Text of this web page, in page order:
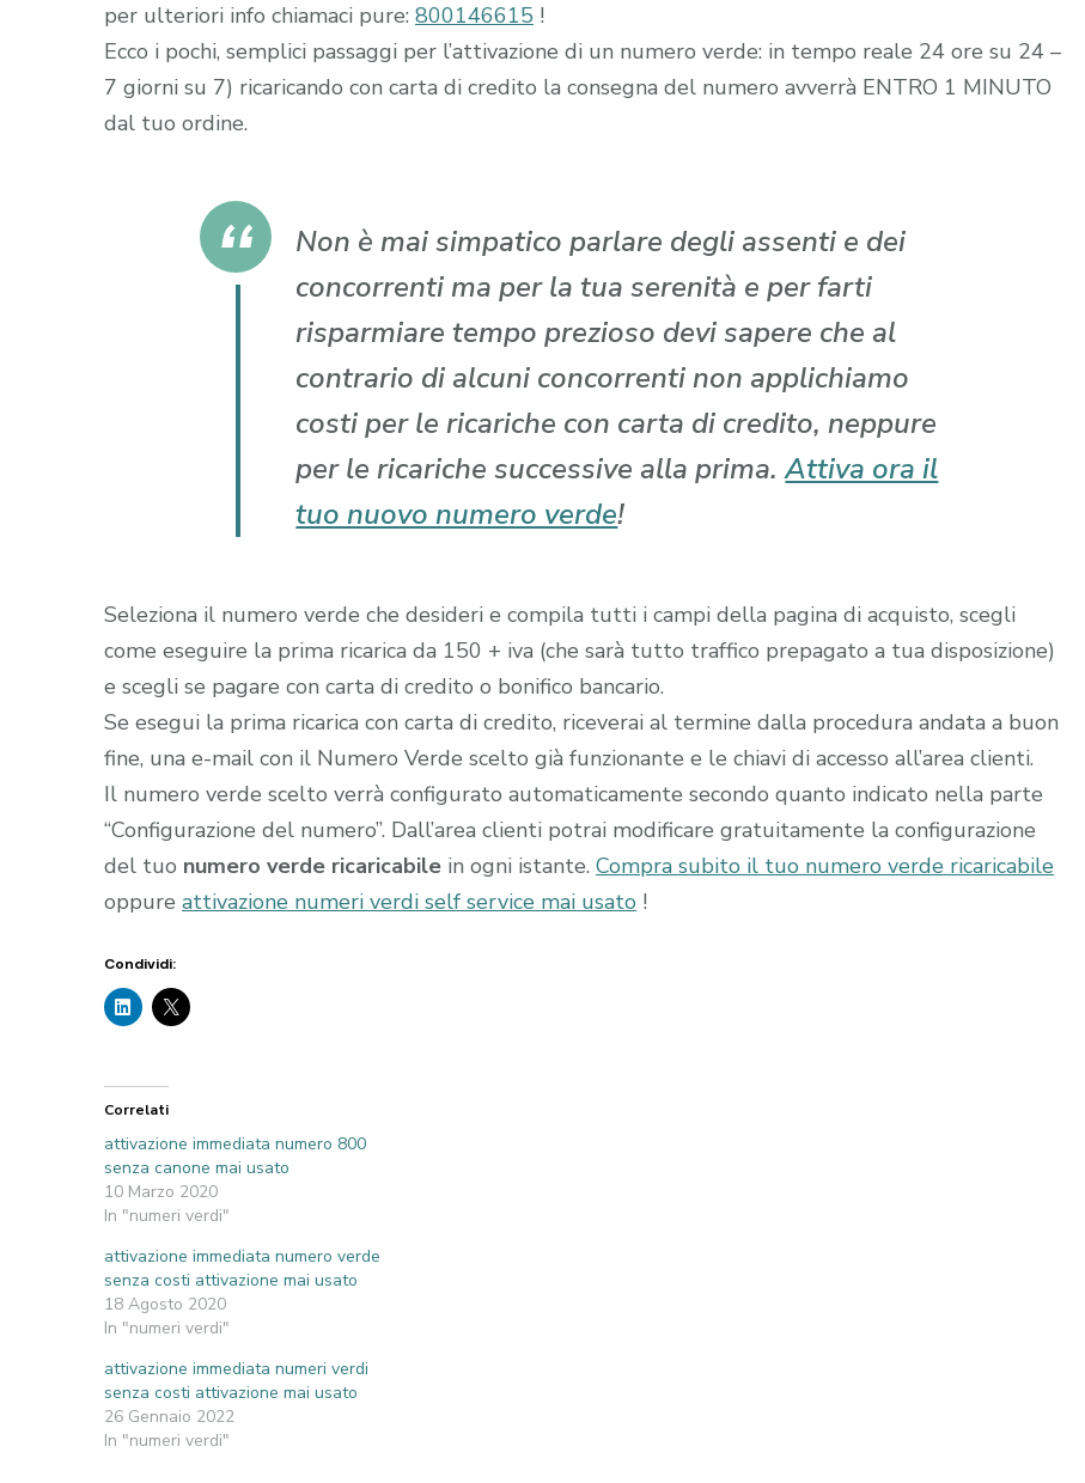
per ulteriori info chiamaci pure: 800146615 !
Ecco i pochi, semplici passaggi per l’attivazione di un numero verde: in tempo reale 24 ore su 24 –
7 giorni su 7) ricaricando con carta di credito la consegna del numero avverrà ENTRO 1 MINUTO
dal tuo ordine.
Non è mai simpatico parlare degli assenti e dei
concorrenti ma per la tua serenità e per farti
risparmiare tempo prezioso devi sapere che al
contrario di alcuni concorrenti non applichiamo
costi per le ricariche con carta di credito, neppure
per le ricariche successive alla prima.Attiva ora il
tuo nuovo numero verde!
Seleziona il numero verde che desideri e compila tutti i campi della pagina di acquisto, scegli
come eseguire la prima ricarica da 150 + iva (che sarà tutto traffico prepagato a tua disposizione)
e scegli se pagare con carta di credito o bonifico bancario.
Se esegui la prima ricarica con carta di credito, riceverai al termine dalla procedura andata a buon
fine, una e-mail con il Numero Verde scelto già funzionante e le chiavi di accesso all’area clienti.
Il numero verde scelto verrà configurato automaticamente secondo quanto indicato nella parte
“Configurazione del numero”. Dall’area clienti potrai modificare gratuitamente la configurazione
del tuo numero verde ricaricabile in ogni istante. Compra subito il tuo numero verde ricaricabile
oppure attivazione numeri verdi self service mai usato !
Condividi:
Correlati
attivazione immediata numero 800
senza canone mai usato
10 Marzo 2020
In "numeri verdi"
attivazione immediata numero verde
senza costi attivazione mai usato
18 Agosto 2020
In "numeri verdi"
attivazione immediata numeri verdi
senza costi attivazione mai usato
26 Gennaio 2022
In "numeri verdi"